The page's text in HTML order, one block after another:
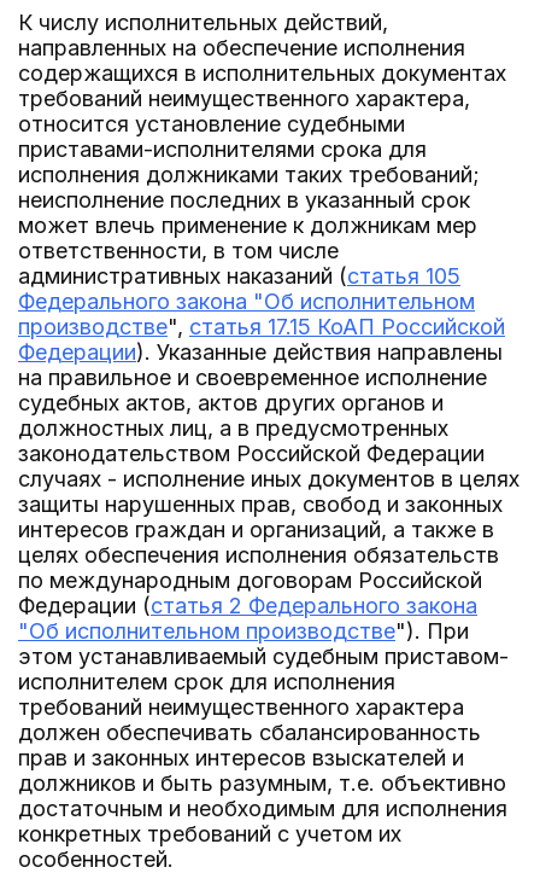
К числу исполнительных действий,
направленных на обеспечение исполнения
содержащихся в исполнительных документах
требований неимущественного характера,
относится установление судебными
приставами-исполнителями срока для
исполнения должниками таких требований;
неисполнение последних в указанный срок
может влечь применение к должникам мер
ответственности, в том числе
административных наказаний (статья 105
Федерального закона "Об исполнительном
производстве", статья 17.15 КоАП Российской
Федерации). Указанные действия направлены
на правильное и своевременное исполнение
судебных актов, актов других органов и
должностных лиц, а в предусмотренных
законодательством Российской Федерации
случаях - исполнение иных документов в целях
защиты нарушенных прав, свобод и законных
интересов граждан и организаций, а также в
целях обеспечения исполнения обязательств
по международным договорам Российской
Федерации (статья 2 Федерального закона
"Об исполнительном производстве"). При
этом устанавливаемый судебным приставом-
исполнителем срок для исполнения
требований неимущественного характера
должен обеспечивать сбалансированность
прав и законных интересов взыскателей и
должников и быть разумным, т.е. объективно
достаточным и необходимым для исполнения
конкретных требований с учетом их
особенностей.